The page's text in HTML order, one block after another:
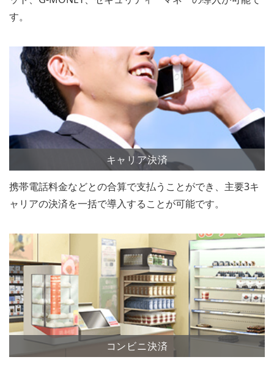
す。
キャリア決済
携帯電話料金などとの合算で支払うことができ、主要3キ
ャリアの決済を一括で導入することが可能です。
コンビニ決済